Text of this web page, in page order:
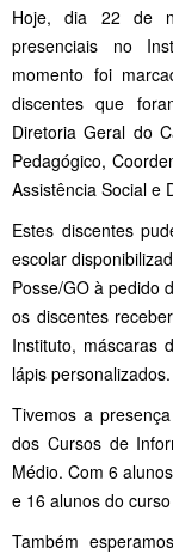
Hoje, dia 22 de
presenciais no
momento foi
discentes que
Diretoria Geral do
Pedagógico,
Assistência Social e
Estes discentes
escolar
Posse/GO à pedido
os discentes
Instituto, máscaras
lápis personalizados.
Tivemos a
dos Cursos de
Médio. Com 6
e 16 alunos do
Também